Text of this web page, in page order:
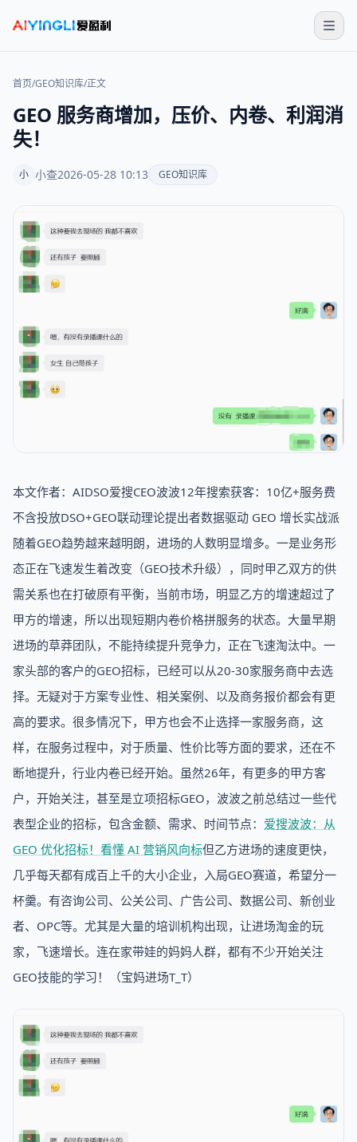
首页/GEO知识库/正文
GEO 服务商增加，压价、内卷、利润消
失！
小 小查2026-05-28 10:13 GEO知识库
本文作者：AIDSO爱搜CEO波波12年搜索获客：10亿+服务费
不含投放DSO+GEO联动理论提出者数据驱动 GEO 增长实战派
随着GEO趋势越来越明朗，进场的人数明显增多。一是业务形
态正在飞速发生着改变（GEO技术升级），同时甲乙双方的供
需关系也在打破原有平衡，当前市场，明显乙方的增速超过了
甲方的增速，所以出现短期内卷价格拼服务的状态。大量早期
进场的草莽团队，不能持续提升竞争力，正在飞速淘汰中。一
家头部的客户的GEO招标，已经可以从20-30家服务商中去选
择。无疑对于方案专业性、相关案例、以及商务报价都会有更
高的要求。很多情况下，甲方也会不止选择一家服务商，这
样，在服务过程中，对于质量、性价比等方面的要求，还在不
断地提升，行业内卷已经开始。虽然26年，有更多的甲方客
户，开始关注，甚至是立项招标GEO，波波之前总结过一些代
表型企业的招标，包含金额、需求、时间节点： 爱搜波波：从
GEO 优化招标！看懂 AI 营销风向标但乙方进场的速度更快，
几乎每天都有成百上千的大小企业，入局GEO赛道，希望分一
杯羹。有咨询公司、公关公司、广告公司、数据公司、新创业
者、OPC等。尤其是大量的培训机构出现，让进场淘金的玩
家，飞速增长。连在家带娃的妈妈人群，都有不少开始关注
GEO技能的学习！（宝妈进场T_T）